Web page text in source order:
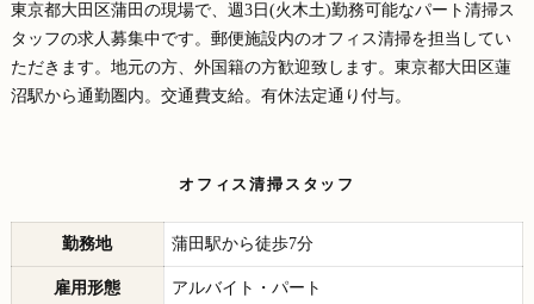
東京都大田区蒲田の現場で、週3日(火木土)勤務可能なパート清掃ス
タッフの求人募集中です。郵便施設内のオフィス清掃を担当してい
ただきます。地元の方、外国籍の方歓迎致します。東京都大田区蓮
沼駅から通勤圏内。交通費支給。有休法定通り付与。
オフィス清掃スタッフ
勤務地 蒲田駅から徒歩7分
雇用形態 アルバイト・パート